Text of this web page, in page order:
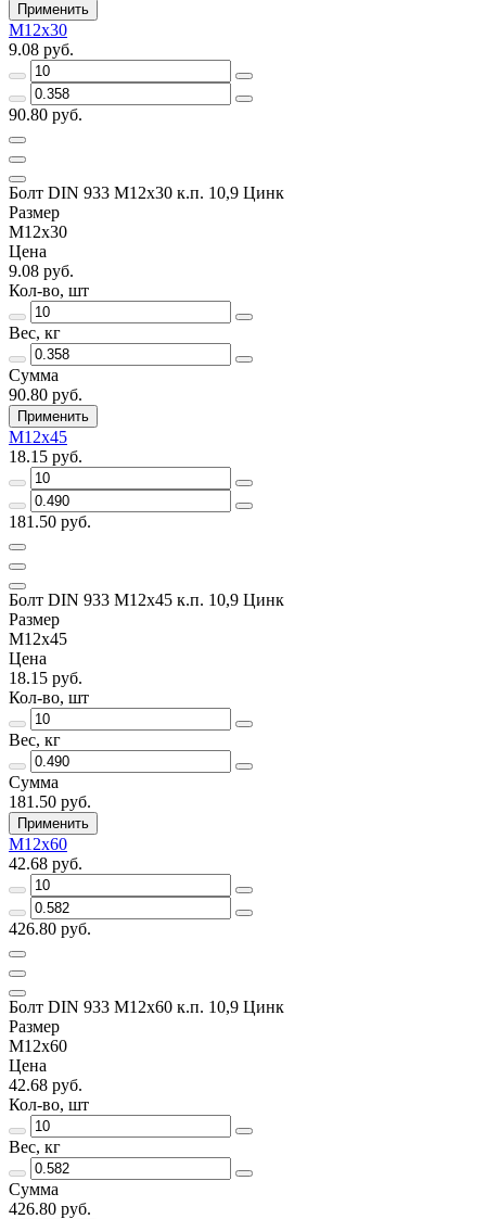
Применить
М12х30
9.08 руб.
90.80 руб.
Болт DIN 933 М12х30 к.п. 10,9 Цинк
Размер
М12х30
Цена
9.08 руб.
Кол-во, шт
Вес, кг
Сумма
90.80 руб.
Применить
М12х45
18.15 руб.
181.50 руб.
Болт DIN 933 М12х45 к.п. 10,9 Цинк
Размер
М12х45
Цена
18.15 руб.
Кол-во, шт
Вес, кг
Сумма
181.50 руб.
Применить
М12х60
42.68 руб.
426.80 руб.
Болт DIN 933 М12х60 к.п. 10,9 Цинк
Размер
М12х60
Цена
42.68 руб.
Кол-во, шт
Вес, кг
Сумма
426.80 руб.